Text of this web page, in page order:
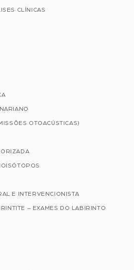
CLÍNICAS
OTOACÚSTICAS)
E INTERVENCIONISTA
– EXAMES DO LABIRINTO